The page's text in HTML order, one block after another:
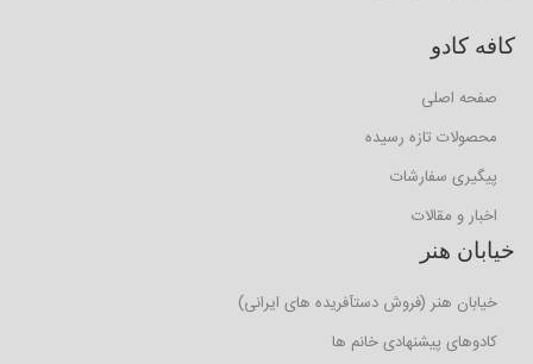
کافه کادو
صفحه اصلی
محصولات تازه رسیده
پیگیری سفارشات
اخبار و مقالات
خیابان هنر
خیابان هنر (فروش دستآفریده های ایرانی)
کادوهای پیشنهادی خانم ها